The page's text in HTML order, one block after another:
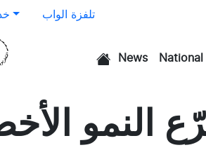
تلفزة الواب
News National
النمو